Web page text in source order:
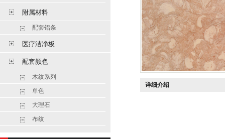
附属材料
配套铝条
医疗洁净板
配套颜色
木纹系列
单色
大理石
布纹
详细介绍